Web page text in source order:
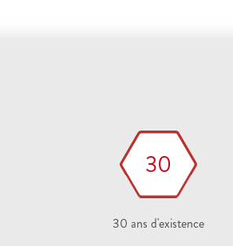
30
30 ans d'existence